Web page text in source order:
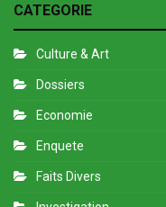
CATEGORIE
Culture & Art
Dossiers
Economie
Enquete
Faits Divers